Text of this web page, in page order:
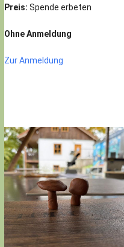
Preis: Spende erbeten
Ohne Anmeldung
Zur Anmeldung